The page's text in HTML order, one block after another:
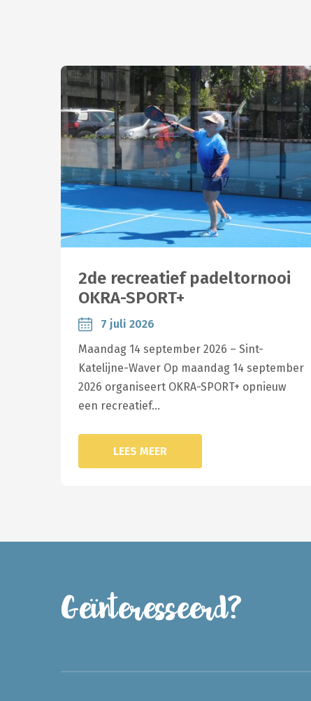
2de recreatief padeltornooi
OKRA-SPORT+
7 juli 2026
Maandag 14 september 2026 – Sint-
Katelijne-Waver Op maandag 14 september
2026 organiseert OKRA-SPORT+ opnieuw
een recreatief…
LEES MEER
Geïnteresseerd?